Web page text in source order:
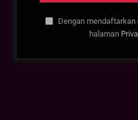
Dengan
halaman